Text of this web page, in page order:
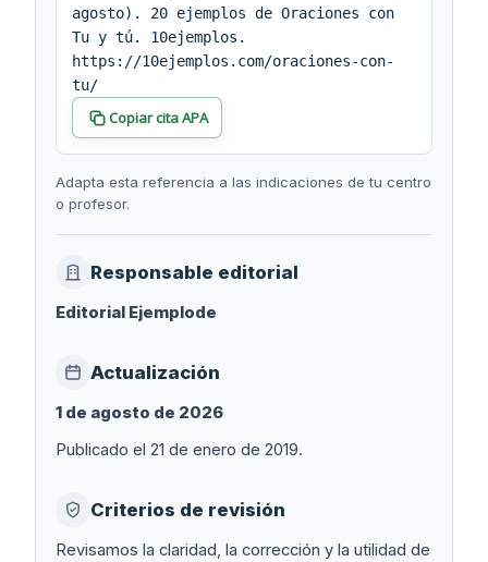
cita
agosto). 20 ejemplos de Oraciones con
Tu y tú. 10ejemplos.
https://10ejemplos.com/oraciones-con-
tu/
Copiar cita APA
Adapta esta referencia a las indicaciones de tu centro
o profesor.
Responsable editorial
Editorial Ejemplode
Actualización
1 de agosto de 2026
Publicado el 21 de enero de 2019.
Criterios de revisión
Revisamos la claridad, la corrección y la utilidad de